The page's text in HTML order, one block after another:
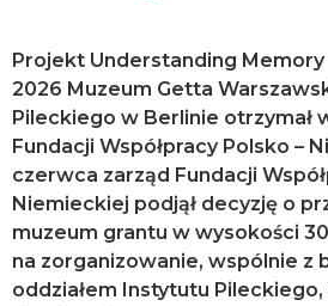
Projekt Understanding Memory
2026 Muzeum Getta
Pileckiego w Berlinie otrzymał
Fundacji Współpracy Polsko –
czerwca zarząd Fundacji
Niemieckiej podjął decyzję o
muzeum grantu w wysokości
na zorganizowanie, wspólnie z
oddziałem Instytutu